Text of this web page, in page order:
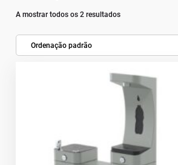
A mostrar todos os 2 resultados